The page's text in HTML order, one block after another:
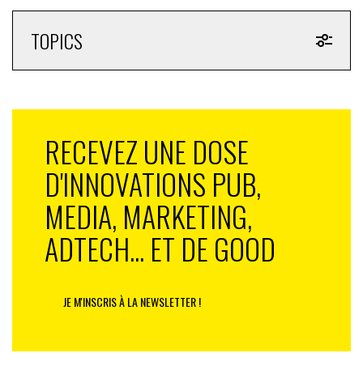
TOPICS
RECEVEZ UNE DOSE
D'INNOVATIONS PUB,
MEDIA, MARKETING,
ADTECH... ET DE GOOD
JE M'INSCRIS À LA NEWSLETTER !